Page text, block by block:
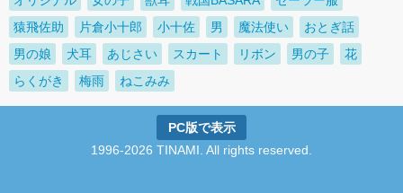
猿飛佐助
片倉小十郎 小十佐 男 魔法使い
おとぎ話
男の娘
犬耳 あじさい スカート リボン 男の子
花
らくがき
梅雨 ねこみみ
PC版で表示
1996-2026 TINAMI. All rights reserved.